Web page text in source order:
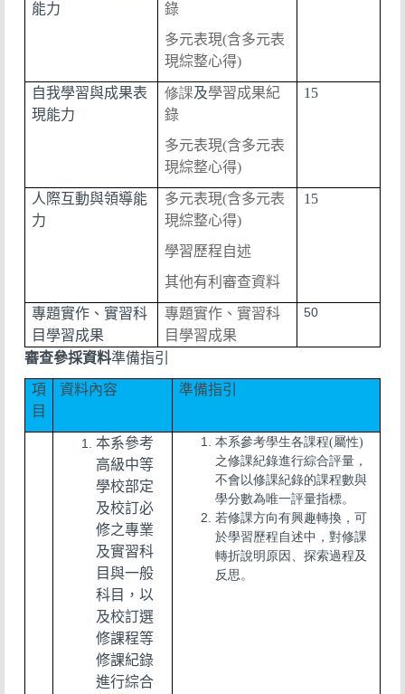
能力
錄
多元表現(含多元表
現綜整心得)
自我學習與成果表
現能力
修課及學習成果紀
錄
多元表現(含多元表
現綜整心得)
15
人際互動與領導能
力
多元表現(含多元表
現綜整心得)
學習歷程自述
其他有利審查資料
15
專題實作、實習科
目學習成果
專題實作、實習科
目學習成果
50
審查參採資料準備指引
項
目
資料內容 準備指引
本系參考
高級中等
學校部定
及校訂必
修之專業
及實習科
目與一般
科目，以
及校訂選
修課程等
修課紀錄
進行綜合
本系參考學生各課程(屬性)
之修課紀錄進行綜合評量，
不會以修課紀錄的課程數與
學分數為唯一評量指標。
若修課方向有興趣轉換，可
於學習歷程自述中，對修課
轉折說明原因、探索過程及
反思。